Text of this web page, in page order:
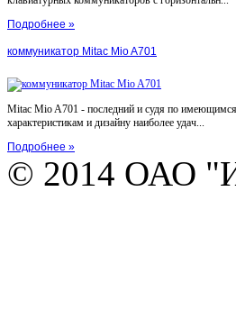
Подробнее »
коммуникатор Mitac Mio A701
Mitac Mio A701 - последний и судя по имеющимся
характеристикам и дизайну наиболее удач...
Подробнее »
© 2014 ОАО